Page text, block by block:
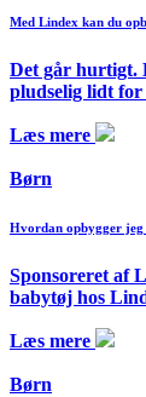
Med Lindex kan du
Det går hurtigt.
pludselig lidt
Læs mere
Børn
Hvordan opbygger jeg
Sponsoreret af
babytøj hos
Læs mere
Børn